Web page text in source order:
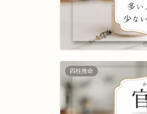
四柱推命